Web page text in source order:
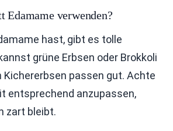
Edamame verwenden?
hast, gibt es tolle
grüne Erbsen oder Brokkoli
Kichererbsen passen gut. Achte
entsprechend anzupassen,
zart bleibt.